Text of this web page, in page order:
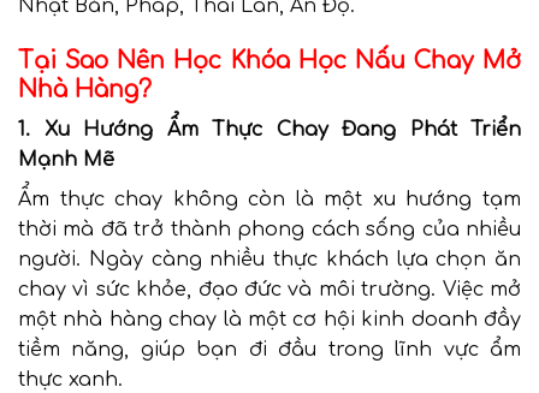
Nhật Bản, Pháp, Thái Lan, Ấn Độ.
Tại Sao Nên Học Khóa Học Nấu Chay Mở
Nhà Hàng?
1. Xu Hướng Ẩm Thực Chay Đang Phát Triển
Mạnh Mẽ
Ẩm thực chay không còn là một xu hướng tạm
thời mà đã trở thành phong cách sống của nhiều
người. Ngày càng nhiều thực khách lựa chọn ăn
chay vì sức khỏe, đạo đức và môi trường. Việc mở
một nhà hàng chay là một cơ hội kinh doanh đầy
tiềm năng, giúp bạn đi đầu trong lĩnh vực ẩm
thực xanh.